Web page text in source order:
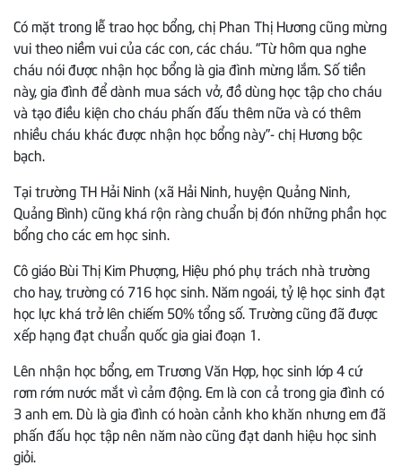
Có mặt trong lễ trao học bổng, chị Phan Thị Hương cũng mừng
vui theo niềm vui của các con, các cháu. “Từ hôm qua nghe
cháu nói được nhận học bổng là gia đình mừng lắm. Số tiền
này, gia đình để dành mua sách vở, đồ dùng học tập cho cháu
và tạo điều kiện cho cháu phấn đấu thêm nữa và có thêm
nhiều cháu khác được nhận học bổng này”- chị Hương bộc
bạch.
Tại trường TH Hải Ninh (xã Hải Ninh, huyện Quảng Ninh,
Quảng Bình) cũng khá rộn ràng chuẩn bị đón những phần học
bổng cho các em học sinh.
Cô giáo Bùi Thị Kim Phượng, Hiệu phó phụ trách nhà trường
cho hay, trường có 716 học sinh. Năm ngoái, tỷ lệ học sinh đạt
học lực khá trở lên chiếm 50% tổng số. Trường cũng đã được
xếp hạng đạt chuẩn quốc gia giai đoạn 1.
Lên nhận học bổng, em Trương Văn Hợp, học sinh lớp 4 cứ
rơm rớm nước mắt vì cảm động. Em là con cả trong gia đình có
3 anh em. Dù là gia đình có hoàn cảnh kho khăn nhưng em đã
phấn đấu học tập nên năm nào cũng đạt danh hiệu học sinh
giỏi.